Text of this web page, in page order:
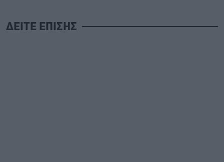
ΔΕΙΤΕ ΕΠΙΣΗΣ